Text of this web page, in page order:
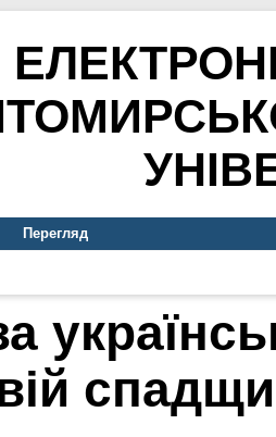
Перегляд